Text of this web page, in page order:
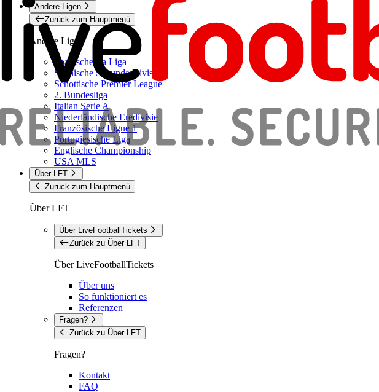
Andere Ligen
Zurück zum Hauptmenü
Andere Ligen
Spanische La Liga
Spanische Segunda Division
Schottische Premier League
2. Bundesliga
Italian Serie A
Niederländische Eredivisie
Französische Ligue 1
Portugiesische Liga
Englische Championship
USA MLS
Über LFT
Zurück zum Hauptmenü
Über LFT
Über LiveFootballTickets
Zurück zu Über LFT
Über LiveFootballTickets
Über uns
So funktioniert es
Referenzen
Fragen?
Zurück zu Über LFT
Fragen?
Kontakt
FAQ